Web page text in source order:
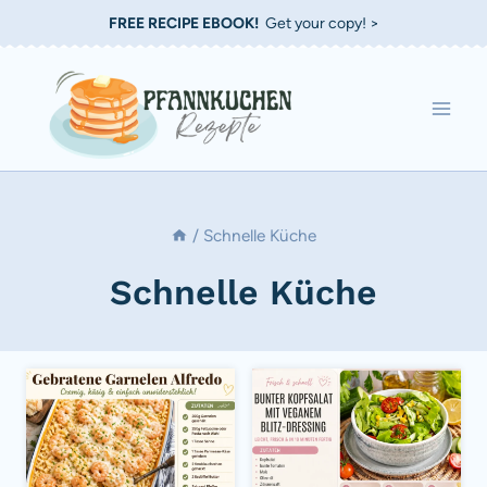
Inhalt
springen
FREE RECIPE EBOOK!Get your copy! >
/ Schnelle Küche
Schnelle Küche